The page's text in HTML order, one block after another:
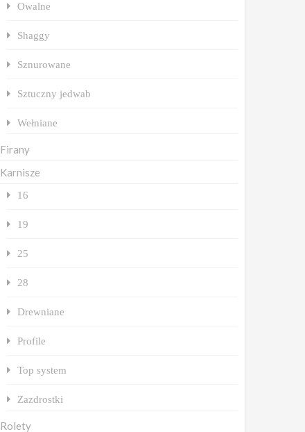
Owalne
Shaggy
Sznurowane
Sztuczny jedwab
Wełniane
Firany
Karnisze
16
19
25
28
Drewniane
Profile
Top system
Zazdrostki
Rolety